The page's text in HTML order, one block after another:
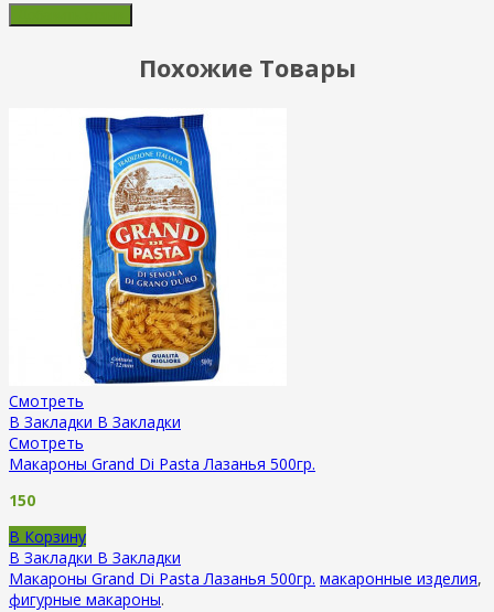
Похожие Товары
Смотреть
В Закладки В Закладки
Смотреть
Макароны Grand Di Pasta Лазанья 500гр.
150
В Корзину
В Закладки В Закладки
Макароны Grand Di Pasta Лазанья 500гр. макаронные изделия,
фигурные макароны.